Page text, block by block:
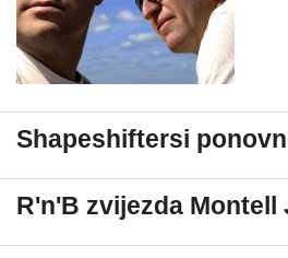
Shapeshiftersi
R'n'B zvijezda Montell